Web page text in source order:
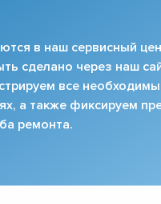
в наш сервисный
сделано через наш
все
а также фиксируем
ремонта.